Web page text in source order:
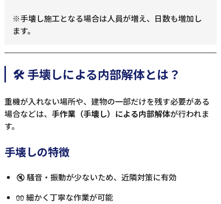
※手壊し施工となる場合は人員が増え、日数も増加し
ます。
🛠 手壊しによる内部解体とは？
重機が入れない場所や、建物の一部だけを残す必要がある
場合などは、 手作業（手壊し）による内部解体が行われま
す。
手壊しの特徴
🔇 騒音・振動が少ないため、近隣対策に有効
🧤 細かく丁寧な作業が可能